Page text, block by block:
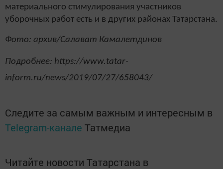
материального стимулирования участников
уборочных работ есть и в других районах Татарстана.
Фото: архив/Салават Камалетдинов
Подробнее: https://www.tatar-
inform.ru/news/2019/07/27/658043/
Следите за самым важным и интересным в
Telegram-канале Татмедиа
Читайте новости Татарстана в